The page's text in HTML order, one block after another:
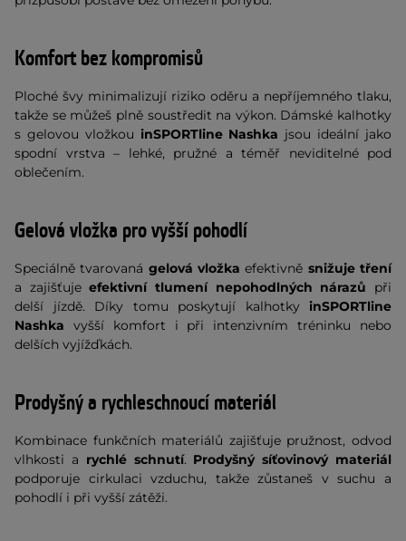
Komfort bez kompromisů
Ploché švy minimalizují riziko oděru a nepříjemného tlaku,
takže se můžeš plně soustředit na výkon. Dámské kalhotky
s gelovou vložkou inSPORTline Nashka jsou ideální jako
spodní vrstva – lehké, pružné a téměř neviditelné pod
oblečením.
Gelová vložka pro vyšší pohodlí
Speciálně tvarovaná gelová vložka efektivně snižuje tření
a zajišťujeefektivní tlumení nepohodlných nárazů při
delší jízdě. Díky tomu poskytují kalhotky inSPORTline
Nashka vyšší komfort i při intenzivním tréninku nebo
delších vyjížďkách.
Prodyšný a rychleschnoucí materiál
Kombinace funkčních materiálů zajišťuje pružnost, odvod
vlhkosti a rychlé schnutí. Prodyšný síťovinový materiál
podporuje cirkulaci vzduchu, takže zůstaneš v suchu a
pohodlí i při vyšší zátěži.